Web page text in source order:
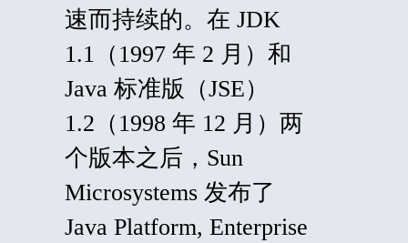
速而持续的。在 JDK
1.1（1997 年 2 月）和
Java 标准版（JSE）
1.2（1998 年 12 月）两
个版本之后，Sun
Microsystems 发布了
Java Platform, Enterprise